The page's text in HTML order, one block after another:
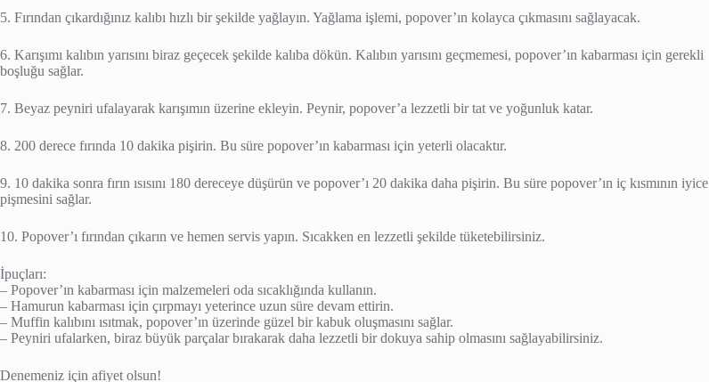
5. Fırından çıkardığınız kalıbı hızlı bir şekilde yağlayın. Yağlama işlemi, popover’ın kolayca çıkmasını sağlayacak.
6. Karışımı kalıbın yarısını biraz geçecek şekilde kalıba dökün. Kalıbın yarısını geçmemesi, popover’ın kabarması için gerekli
boşluğu sağlar.
7. Beyaz peyniri ufalayarak karışımın üzerine ekleyin. Peynir, popover’a lezzetli bir tat ve yoğunluk katar.
8. 200 derece fırında 10 dakika pişirin. Bu süre popover’ın kabarması için yeterli olacaktır.
9. 10 dakika sonra fırın ısısını 180 dereceye düşürün ve popover’ı 20 dakika daha pişirin. Bu süre popover’ın iç kısmının iyice
pişmesini sağlar.
10. Popover’ı fırından çıkarın ve hemen servis yapın. Sıcakken en lezzetli şekilde tüketebilirsiniz.
İpuçları:
– Popover’ın kabarması için malzemeleri oda sıcaklığında kullanın.
– Hamurun kabarması için çırpmayı yeterince uzun süre devam ettirin.
– Muffin kalıbını ısıtmak, popover’ın üzerinde güzel bir kabuk oluşmasını sağlar.
– Peyniri ufalarken, biraz büyük parçalar bırakarak daha lezzetli bir dokuya sahip olmasını sağlayabilirsiniz.
Denemeniz için afiyet olsun!